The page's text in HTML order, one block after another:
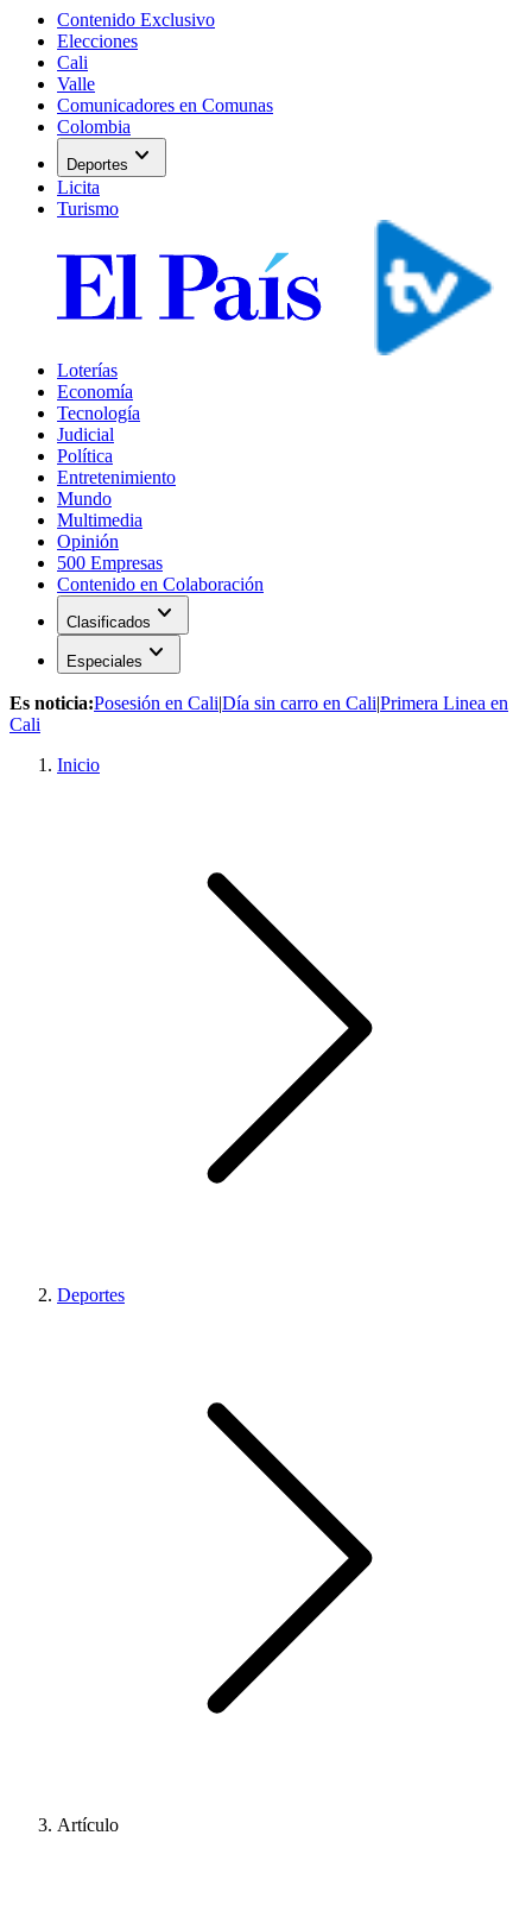
Contenido Exclusivo
Elecciones
Cali
Valle
Comunicadores en Comunas
Colombia
Deportes expand_more
Licita
Turismo
Loterías
Economía
Tecnología
Judicial
Política
Entretenimiento
Mundo
Multimedia
Opinión
500 Empresas
Contenido en Colaboración
Clasificados expand_more
Especiales expand_more
Es noticia:Posesión en Cali|Día sin carro en Cali|Primera Linea en
Cali
Inicio
Deportes
Artículo